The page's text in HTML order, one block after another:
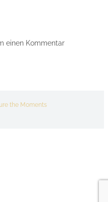
einen Kommentar
the Moments